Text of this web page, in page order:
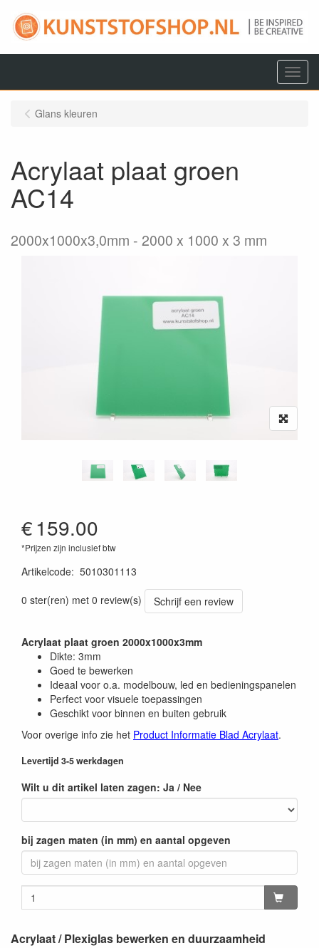
Menu
Glans kleuren
Acrylaat plaat groen
AC14
2000x1000x3,0mm 2000 x 1000 x 3 mm
€159.00
*Prijzen zijn inclusief btw
Artikelcode: 5010301113
0 ster(ren) met 0 review(s)
Schrijf een review
Acrylaat plaat groen 2000x1000x3mm
Dikte: 3mm
Goed te bewerken
Ideaal voor o.a. modelbouw, led en bedieningspanelen
Perfect voor visuele toepassingen
Geschikt voor binnen en buiten gebruik
Voor overige info zie het Product Informatie Blad Acrylaat.
Levertijd 3-5 werkdagen
Wilt u dit artikel laten zagen: Ja / Nee
bij zagen maten (in mm) en aantal opgeven
Acrylaat / Plexiglas bewerken en duurzaamheid